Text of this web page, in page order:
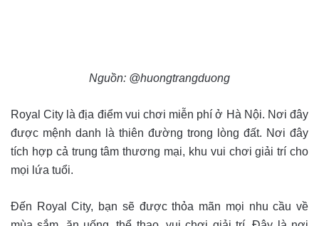
Nguồn: @huongtrangduong
Royal City là địa điểm vui chơi miễn phí ở Hà Nội. Nơi đây
được mệnh danh là thiên đường trong lòng đất. Nơi đây
tích hợp cả trung tâm thương mại, khu vui chơi giải trí cho
mọi lứa tuổi.
Đến Royal City, bạn sẽ được thỏa mãn mọi nhu cầu về